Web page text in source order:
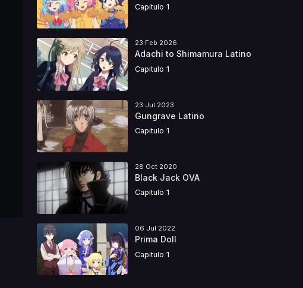
Capitulo 1
23 Feb 2026
Adachi to Shimamura Latino
Capitulo 1
23 Jul 2023
Gungrave Latino
Capitulo 1
28 Oct 2020
Black Jack OVA
Capitulo 1
06 Jul 2022
Prima Doll
Capitulo 1